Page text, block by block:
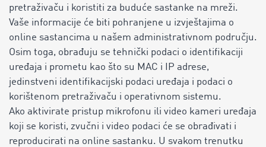
pretraživaču i koristiti za buduće sastanke na mreži.
Vaše informacije će biti pohranjene u izvještajima o
online sastancima u našem administrativnom području.
Osim toga, obrađuju se tehnički podaci o identifikaciji
uređaja i prometu kao što su MAC i IP adrese,
jedinstveni identifikacijski podaci uređaja i podaci o
korištenom pretraživaču i operativnom sistemu.
Ako aktivirate pristup mikrofonu ili video kameri uređaja
koji se koristi, zvučni i video podaci će se obrađivati ​​i
reproducirati na online sastanku. U svakom trenutku